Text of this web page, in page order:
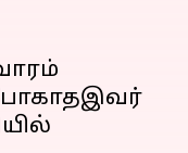
போகாதஇவர்